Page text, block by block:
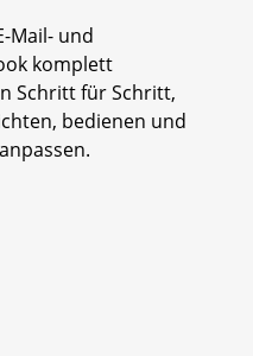
Mail- und
komplett
Schritt für Schritt,
bedienen und